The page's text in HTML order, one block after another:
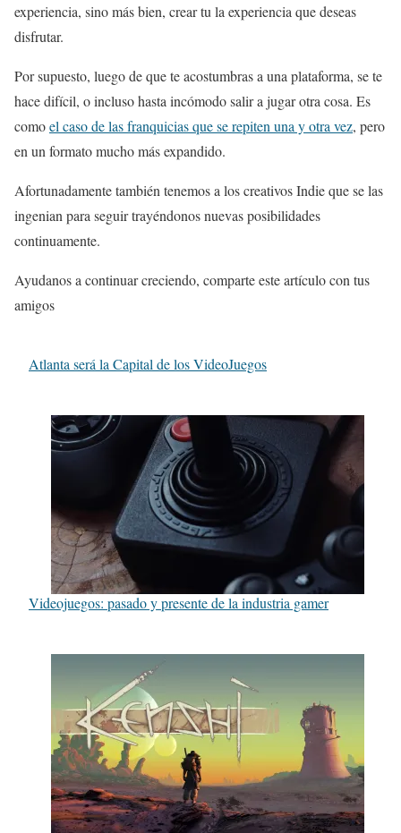
experiencia, sino más bien, crear tu la experiencia que deseas
disfrutar.
Por supuesto, luego de que te acostumbras a una plataforma, se te
hace difícil, o incluso hasta incómodo salir a jugar otra cosa. Es
comoel caso de las franquicias que se repiten una y otra vez, pero
en un formato mucho más expandido.
Afortunadamente también tenemos a los creativos Indie que se las
ingenian para seguir trayéndonos nuevas posibilidades
continuamente.
Ayudanos a continuar creciendo, comparte este artículo con tus
amigos
Atlanta será la Capital de los VideoJuegos
Videojuegos: pasado y presente de la industria gamer